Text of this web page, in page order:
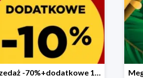
Wyprzedaż -70%+dodatkowe 10%